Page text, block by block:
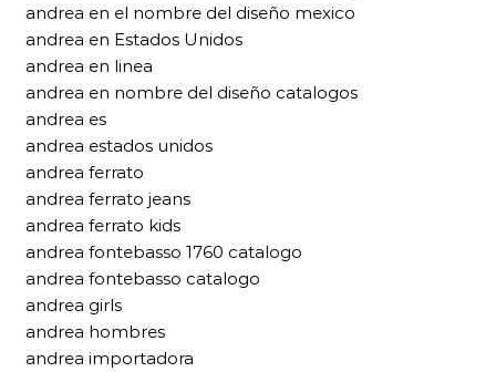
andrea en el nombre del diseño mexico
andrea en Estados Unidos
andrea en linea
andrea en nombre del diseño catalogos
andrea es
andrea estados unidos
andrea ferrato
andrea ferrato jeans
andrea ferrato kids
andrea fontebasso 1760 catalogo
andrea fontebasso catalogo
andrea girls
andrea hombres
andrea importadora